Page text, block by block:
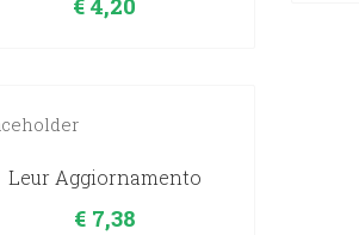
Leur Aggiornamento
€7,38